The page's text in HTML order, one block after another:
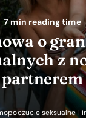
7 min reading time
o
z
partnerem
seksualne i